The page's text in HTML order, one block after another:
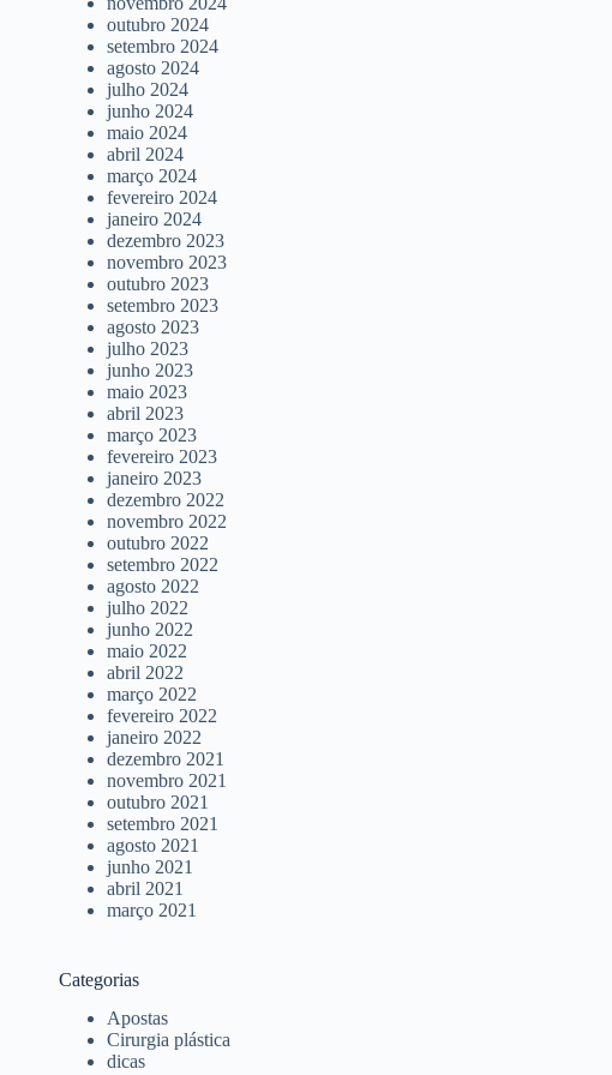
outubro 2024
setembro 2024
agosto 2024
julho 2024
junho 2024
maio 2024
abril 2024
março 2024
fevereiro 2024
janeiro 2024
dezembro 2023
novembro 2023
outubro 2023
setembro 2023
agosto 2023
julho 2023
junho 2023
maio 2023
abril 2023
março 2023
fevereiro 2023
janeiro 2023
dezembro 2022
novembro 2022
outubro 2022
setembro 2022
agosto 2022
julho 2022
junho 2022
maio 2022
abril 2022
março 2022
fevereiro 2022
janeiro 2022
dezembro 2021
novembro 2021
outubro 2021
setembro 2021
agosto 2021
junho 2021
abril 2021
março 2021
Categorias
Apostas
Cirurgia plástica
dicas